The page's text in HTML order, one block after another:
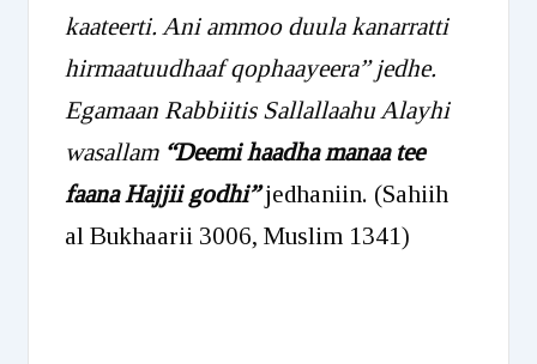
kaateerti. Ani ammoo duula kanarratti
hirmaatuudhaaf qophaayeera” jedhe.
Egamaan Rabbiitis Sallallaahu Alayhi
wasallam “Deemi haadha manaa tee
faana Hajjii godhi”jedhaniin. (Sahiih
al Bukhaarii 3006, Muslim 1341)